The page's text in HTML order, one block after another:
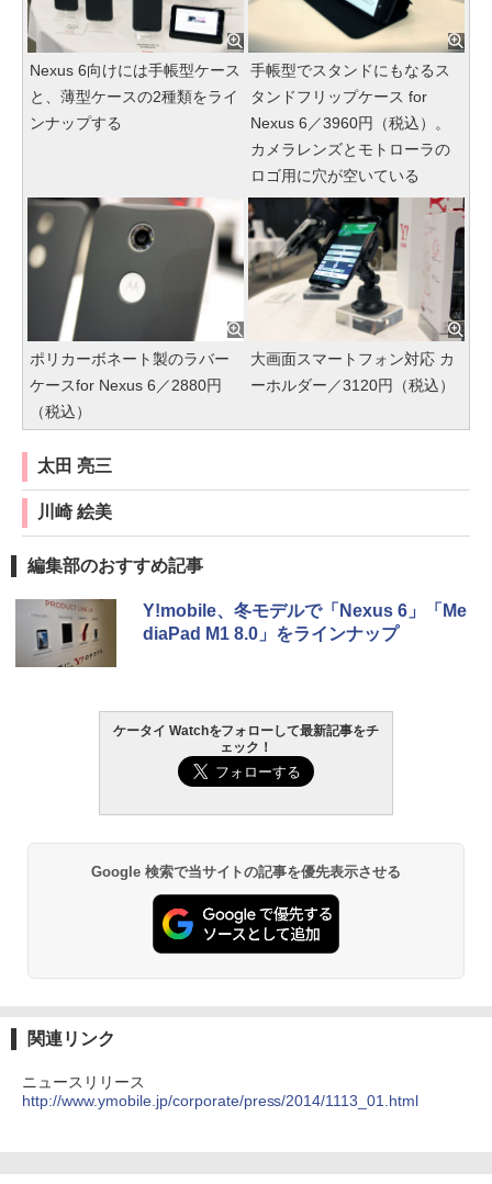
Nexus 6向けには手帳型ケース
と、薄型ケースの2種類をライ
ンナップする
手帳型でスタンドにもなるス
タンドフリップケース for
Nexus 6／3960円（税込）。
カメラレンズとモトローラの
ロゴ用に穴が空いている
ポリカーボネート製のラバー
ケースfor Nexus 6／2880円
（税込）
大画面スマートフォン対応 カ
ーホルダー／3120円（税込）
太田 亮三
川崎 絵美
編集部のおすすめ記事
Y!mobile、冬モデルで「Nexus 6」「Me
diaPad M1 8.0」をラインナップ
ケータイ Watchをフォローして最新記事をチ
ェック！
Google 検索で当サイトの記事を優先表示させる
関連リンク
ニュースリリース
http://www.ymobile.jp/corporate/press/2014/1113_01.html